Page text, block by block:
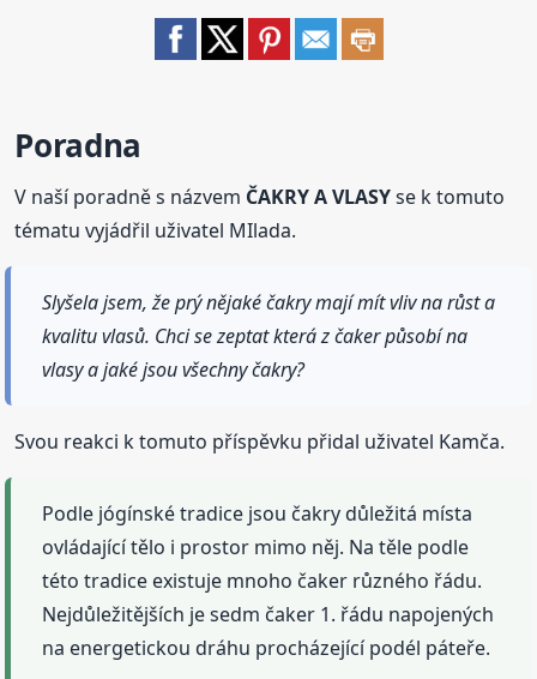
Poradna
V naší poradně s názvem ČAKRY A VLASYse k tomuto
tématu vyjádřil uživatel MIlada.
Slyšela jsem, že prý nějaké čakry mají mít vliv na růst a
kvalitu vlasů. Chci se zeptat která z čaker působí na
vlasy a jaké jsou všechny čakry?
Svou reakci k tomuto příspěvku přidal uživatel Kamča.
Podle jógínské tradice jsou čakry důležitá místa
ovládající tělo i prostor mimo něj. Na těle podle
této tradice existuje mnoho čaker různého řádu.
Nejdůležitějších je sedm čaker 1. řádu napojených
na energetickou dráhu procházející podél páteře.